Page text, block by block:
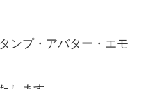
ンプ・アバター・エモ